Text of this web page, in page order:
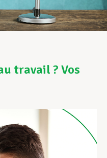
travail ? Vos